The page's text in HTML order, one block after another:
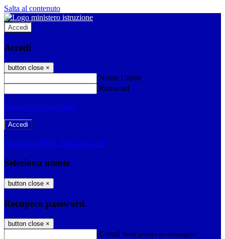
Salta al contenuto
Accedi
Accedi
button close ×
Nome Utente
Password
Password dimenticata?
-
Entra con SPID Entra con CIE
Seleziona utente
button close ×
Recupero password
button close ×
E-mail Verrà inviato un messaggio